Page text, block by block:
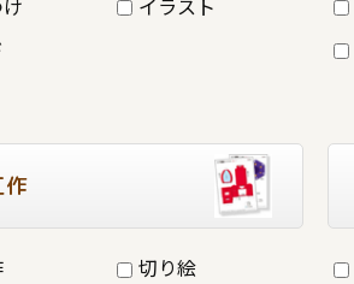
イラスト
作
切り絵